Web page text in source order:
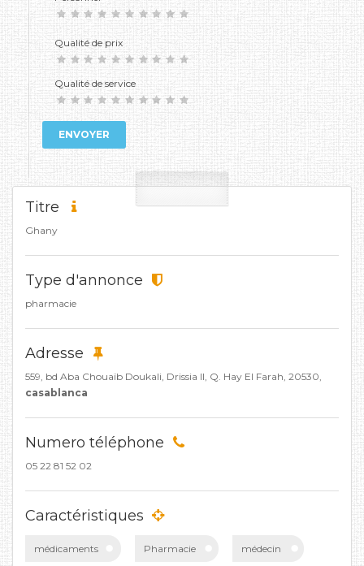
Qualité de prix
Qualité de service
ENVOYER
Titre
Ghany
Type d'annonce
pharmacie
Adresse
559, bd Aba Chouaïb Doukali, Drissia II, Q. Hay El Farah, 20530,
casablanca
Numero téléphone
05 22 81 52 02
Caractéristiques
médicaments Pharmacie médecin